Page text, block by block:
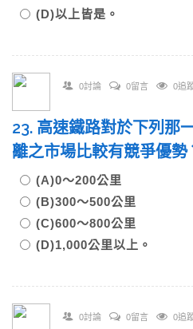
(D)以上皆是。
0討論 0留言 0追
23. 高速鐵路對於下列那
離之市場比較有競爭優勢
(A)0～200公里
(B)300～500公里
(C)600～800公里
(D)1,000公里以上。
0討論 0留言 0追